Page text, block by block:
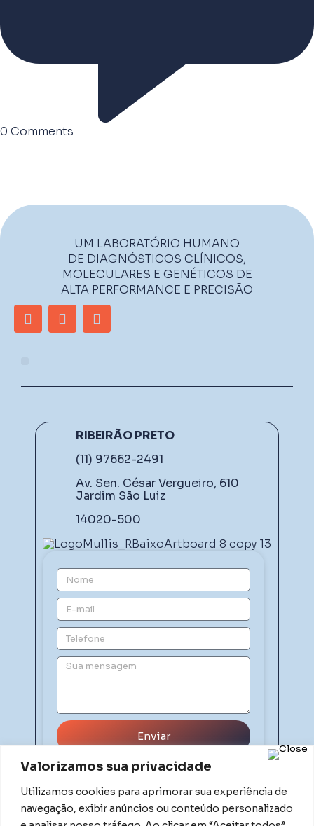
Valorizamos sua privacidade
Utilizamos cookies para aprimorar sua experiência de
navegação, exibir anúncios ou conteúdo personalizado
0 Comments
UM LABORATÓRIO HUMANO
DE DIAGNÓSTICOS CLÍNICOS,
MOLECULARES E GENÉTICOS DE
ALTA PERFORMANCE E PRECISÃO
RIBEIRÃO PRETO
(11) 97662-2491
Av. Sen. César Vergueiro, 610
Jardim São Luiz
14020-500
Enviar